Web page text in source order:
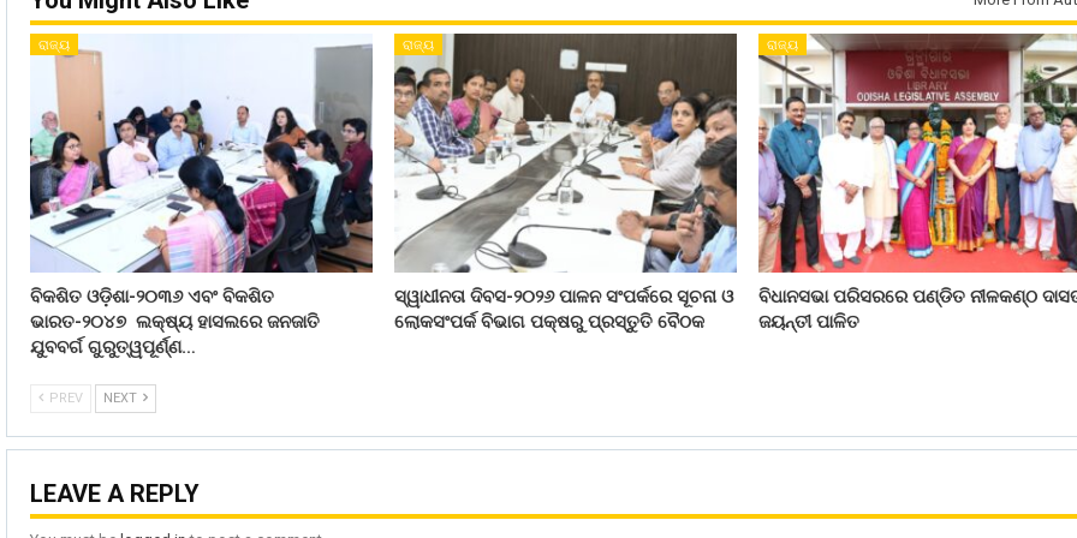
ରାଜ୍ୟ
ବିକଶିତ ଓଡ଼ିଶା-୨୦୩୬ ଏବଂ ବିକଶିତ
ଭାରତ-୨୦୪୭ ଲକ୍ଷ୍ୟ ହାସଲରେ ଜନଜାତି
ଯୁବବର୍ଗ ଗୁରୁତ୍ୱପୂର୍ଣ୍ଣ…
ରାଜ୍ୟ
ସ୍ୱାଧୀନତା ଦିବସ-୨୦୨୬ ପାଳନ ସଂପର୍କରେ ସୂଚନା ଓ
ଲୋକସଂପର୍କ ବିଭାଗ ପକ୍ଷରୁ ପ୍ରସ୍ତୁତି ବୈଠକ
ରାଜ୍ୟ
ବିଧାନସଭା ପରିସରରେ ପଣ୍ଡିତ ନୀଳକଣ୍ଠ
ଜୟନ୍ତୀ ପାଳିତ
PREV NEXT
LEAVE A REPLY